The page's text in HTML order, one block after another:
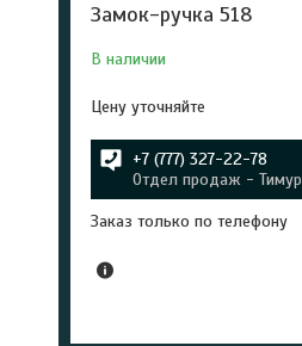
Замок-ручка 518
В наличии
Цену уточняйте
+7 (777) 327-22-78
Отдел продаж - Тимур
Заказ только по телефону